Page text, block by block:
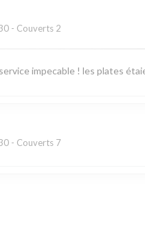
- Couverts 2
impecable ! les plates
- Couverts 7